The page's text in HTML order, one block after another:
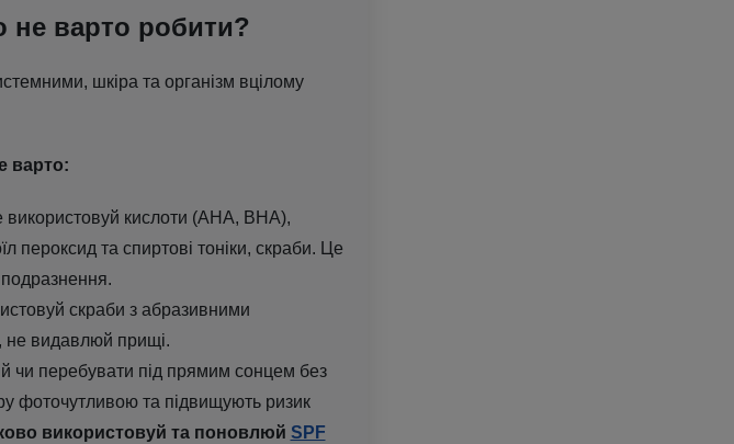
не варто робити?
шкіра та організм вцілому
варто:
використовуй кислоти (AHA, BHA),
пероксид та спиртові тоніки, скраби. Це
скраби з абразивними
не видавлюй прищі.
чи перебувати під прямим сонцем без
фоточутливою та підвищують ризик
використовуй та поновлюй SPF